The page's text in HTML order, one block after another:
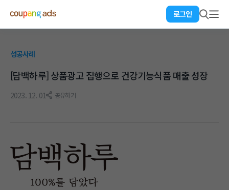
로그인
성공사례
[담백하루] 상품광고 집행으로 건강기능식품 매출 성장
2023. 12. 01 공유하기